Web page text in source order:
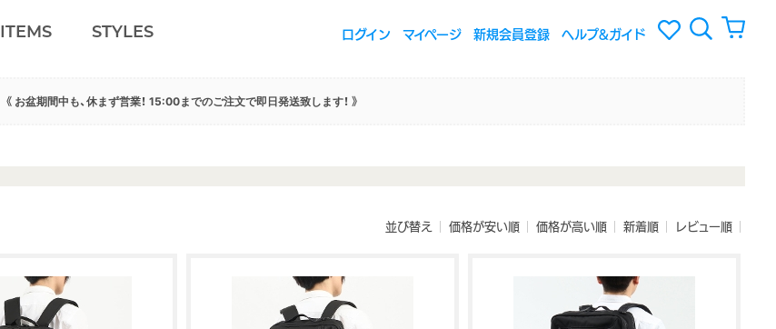
ITEMS STYLES ログイン マイページ 新規会員登録 ヘルプ&ガイド
《 お盆期間中も、休まず営業！ 15:00までのご注文で即日発送致します！ 》
並び替え 価格が安い順 価格が高い順 新着順 レビュー順